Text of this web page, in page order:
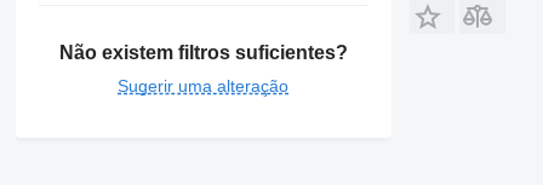
Não existem filtros suficientes?
Sugerir uma alteração